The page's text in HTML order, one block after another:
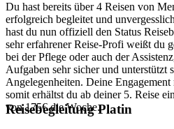
Du hast bereits über 4 Reisen von
erfolgreich begleitet und
hast du nun offiziell den Status
sehr erfahrener Reise-Profi weißt du
bei der Pflege oder auch der
Aufgaben sehr sicher und unterstützt
Angelegenheiten. Deine
somit erhältst du ab deiner 5. Reise
von 175€ die Woche.
Reisebegleitung Platin